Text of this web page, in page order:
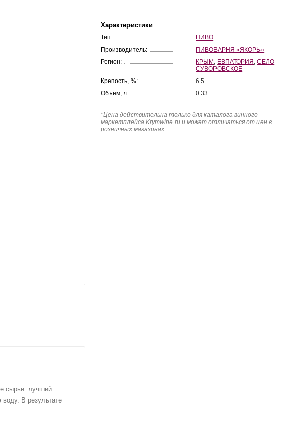
сырье: лучший
В результате
Характеристики
Тип:
ПИВО
Производитель:
ПИВОВАРНЯ «ЯКОРЬ»
Регион:
КРЫМ ЕВПАТОРИЯ ,СЕЛО
СУВОРОВСКОЕ
Крепость, %:
6.5
Объём, л:
0.33
*Цена действительна только для каталога винного
маркетплейса Krymwine.ru и может отличаться от цен в
розничных магазинах.